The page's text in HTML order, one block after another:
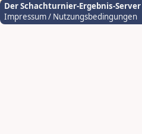
Der Schachturnier-Ergebnis-Server
Impressum / Nutzungsbedingungen